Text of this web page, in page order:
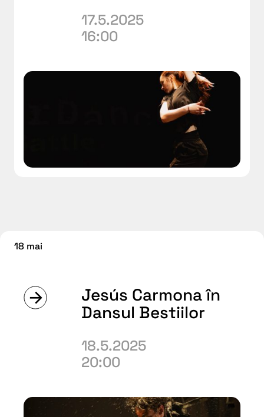
17.5.2025
16:00
18 mai
Jesús Carmona în
Dansul Bestiilor
18.5.2025
20:00